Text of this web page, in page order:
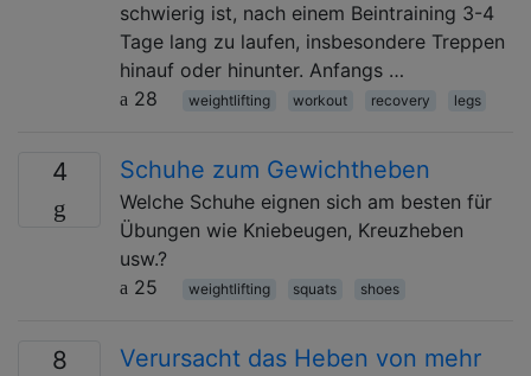
schwierig ist, nach einem Beintraining 3-4
Tage lang zu laufen, insbesondere Treppen
hinauf oder hinunter. Anfangs …
28
weightlifting workout recovery legs
4 Schuhe zum Gewichtheben
Welche Schuhe eignen sich am besten für
Übungen wie Kniebeugen, Kreuzheben
usw.?
25
weightlifting squats shoes
8
Verursacht das Heben von mehr